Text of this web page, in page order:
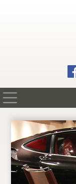
在庫情報
買取査定
全国納車